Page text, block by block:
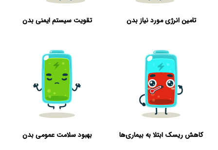
تامین انرژی مورد نیاز بدن تقویت سیستم ایمنی بدن
کاهش ریسک ابتلا به بیماری‌ها بهبود سلامت عمومی بدن